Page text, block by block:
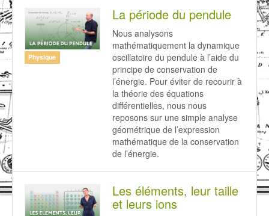
Physique
La période du pendule
Nous analysons
mathématiquement la dynamique
oscillatoire du pendule à l’aide du
principe de conservation de
l’énergie. Pour éviter de recourir à
la théorie des équations
différentielles, nous nous
reposons sur une simple analyse
géométrique de l’expression
mathématique de la conservation
de l’énergie.
Les éléments, leur taille
et leurs ions